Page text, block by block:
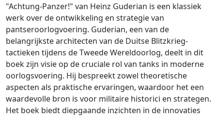
"Achtung-Panzer!" van Heinz Guderian is een klassiek
werk over de ontwikkeling en strategie van
pantseroorlogvoering. Guderian, een van de
belangrijkste architecten van de Duitse Blitzkrieg-
tactieken tijdens de Tweede Wereldoorlog, deelt in dit
boek zijn visie op de cruciale rol van tanks in moderne
oorlogsvoering. Hij bespreekt zowel theoretische
aspecten als praktische ervaringen, waardoor het een
waardevolle bron is voor militaire historici en strategen.
Het boek biedt diepgaande inzichten in de innovaties